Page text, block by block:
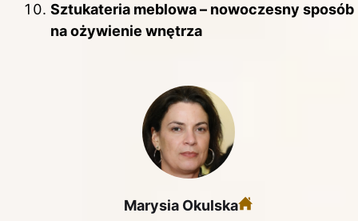
Sztukateria meblowa – nowoczesny sposób
na ożywienie wnętrza
Marysia Okulska